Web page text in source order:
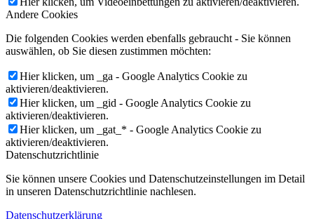
Andere Cookies
Die folgenden Cookies werden ebenfalls gebraucht - Sie können
auswählen, ob Sie diesen zustimmen möchten:
Hier klicken, um _ga - Google Analytics Cookie zu
aktivieren/deaktivieren.
Hier klicken, um _gid - Google Analytics Cookie zu
aktivieren/deaktivieren.
Hier klicken, um _gat_* - Google Analytics Cookie zu
aktivieren/deaktivieren.
Datenschutzrichtlinie
Sie können unsere Cookies und Datenschutzeinstellungen im Detail
in unseren Datenschutzrichtlinie nachlesen.
Datenschutzerklärung